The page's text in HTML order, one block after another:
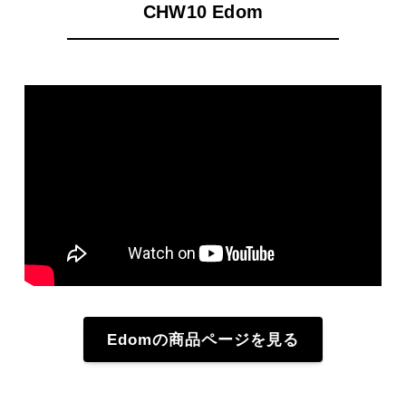
CHW10 Edom
Edomの商品ページを見る